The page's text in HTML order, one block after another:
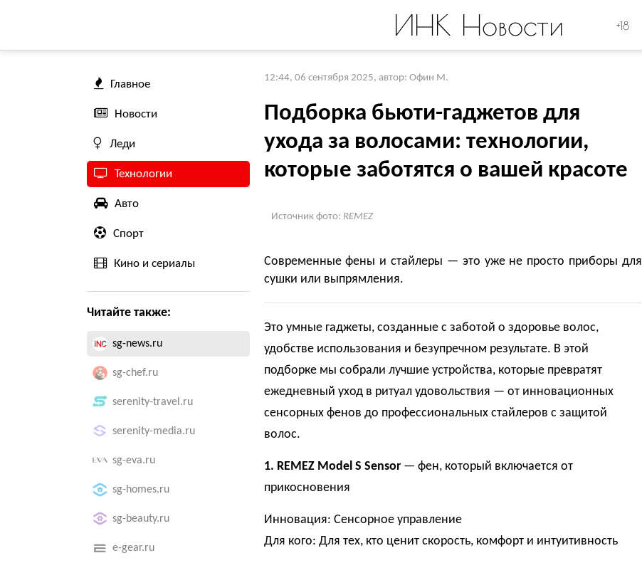
ИНК Новости +18
Главное
Новости
Леди
Технологии
Авто
Спорт
Кино и сериалы
Читайте также:
sg-news.ru
sg-chef.ru
serenity-travel.ru
serenity-media.ru
sg-eva.ru
sg-homes.ru
sg-beauty.ru
e-gear.ru
12:44, 06 сентября 2025, автор: Офин М.
Подборка бьюти-гаджетов для
ухода за волосами: технологии,
которые заботятся о вашей красоте
Источник фото: REMEZ
Современные фены и стайлеры — это уже не просто приборы для
сушки или выпрямления.
Это умные гаджеты, созданные с заботой о здоровье волос,
удобстве использования и безупречном результате. В этой
подборке мы собрали лучшие устройства, которые превратят
ежедневный уход в ритуал удовольствия — от инновационных
сенсорных фенов до профессиональных стайлеров с защитой
волос.
1. REMEZ Model S Sensor— фен, который включается от
прикосновения
Инновация: Сенсорное управление
Для кого: Для тех, кто ценит скорость, комфорт и интуитивность